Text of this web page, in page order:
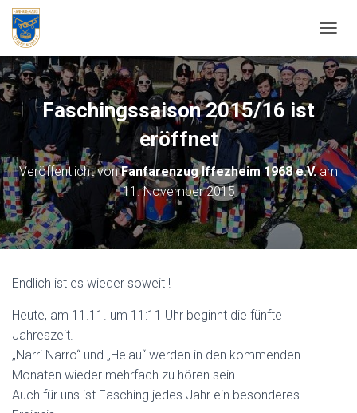
Faschingssaison 2015/16 ist
eröffnet
Veröffentlicht vonFanfarenzug Iffezheim 1968 e.V.am
11. November 2015
Endlich ist es wieder soweit !
Heute, am 11.11. um 11:11 Uhr beginnt die fünfte
Jahreszeit.
„Narri Narro“ und „Helau“ werden in den kommenden
Monaten wieder mehrfach zu hören sein.
Auch für uns ist Fasching jedes Jahr ein besonderes